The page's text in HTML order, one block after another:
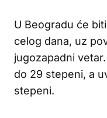
U Beogradu će
celog dana, uz
jugozapadni
do 29 stepeni, a
stepeni.